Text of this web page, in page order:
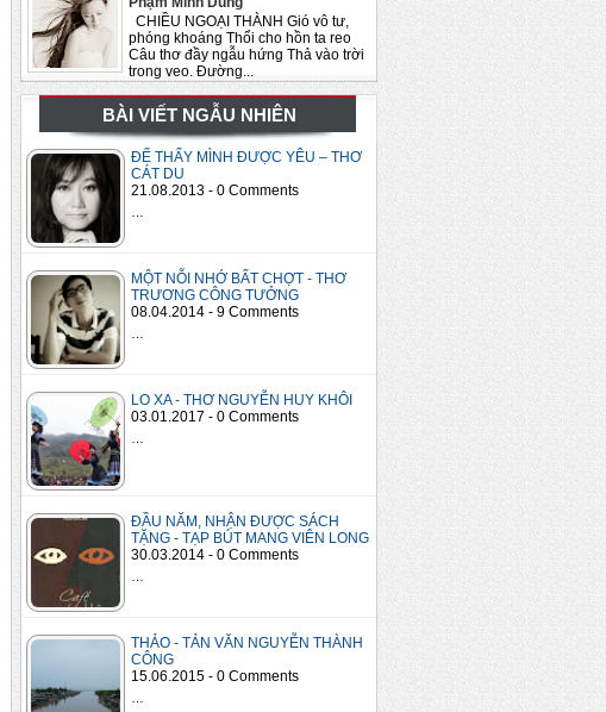
CHIỀU NGOẠI THÀNH Gió vô tư,
phóng khoáng Thổi cho hồn ta reo
Câu thơ đầy ngẫu hứng Thả vào trời
trong veo. Đường...
BÀI VIẾT NGẪU NHIÊN
ĐỂ THẤY MÌNH ĐƯỢC YÊU – THƠ
CÁT DU
21.08.2013 - 0 Comments
MỘT NỖI NHỚ BẤT CHỢT - THƠ
TRƯƠNG CÔNG TƯỞNG
08.04.2014 - 9 Comments
LO XA - THƠ NGUYỄN HUY KHÔI
03.01.2017 - 0 Comments
ĐẦU NĂM, NHẬN ĐƯỢC SÁCH
TẶNG - TẠP BÚT MANG VIÊN LONG
30.03.2014 - 0 Comments
THẢO - TẢN VĂN NGUYỄN THÀNH
CÔNG
15.06.2015 - 0 Comments